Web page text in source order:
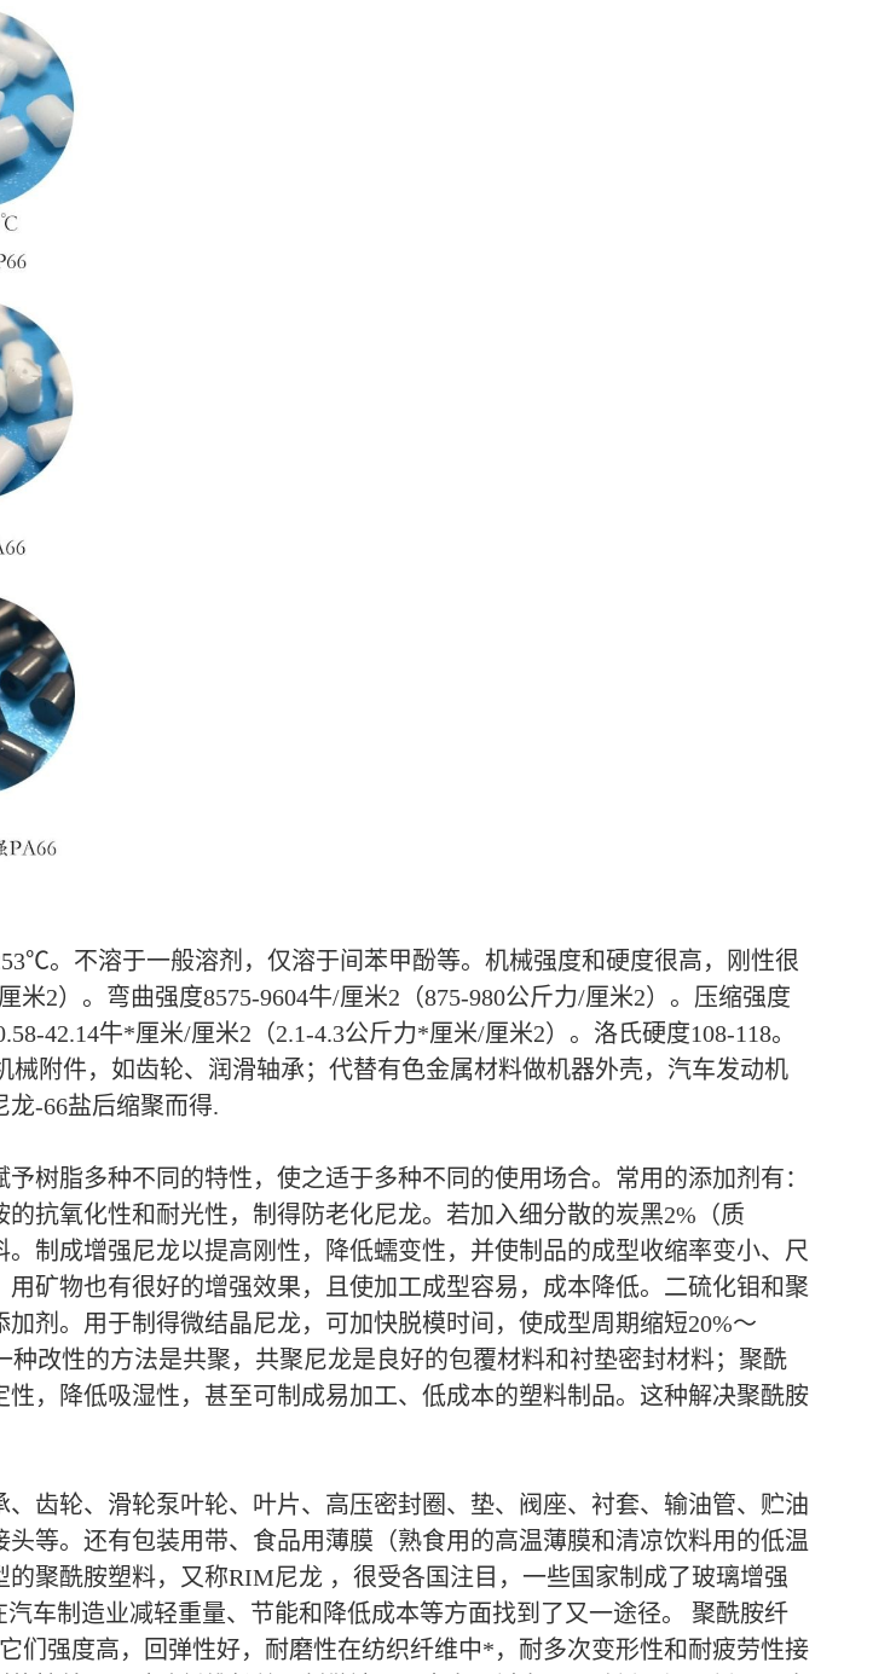
。不溶于一般溶剂，仅溶于间苯甲酚等。机械强度和硬度很高，刚性很
2）。弯曲强度8575-9604牛/厘米2（875-980公斤力/厘米2）。压缩强度
42.14牛*厘米/厘米2（2.1-4.3公斤力*厘米/厘米2）。洛氏硬度108-118。
附件，如齿轮、润滑轴承；代替有色金属材料做机器外壳，汽车发动机
-66盐后缩聚而得.
树脂多种不同的特性，使之适于多种不同的使用场合。常用的添加剂有：
抗氧化性和耐光性，制得防老化尼龙。若加入细分散的炭黑2%（质
制成增强尼龙以提高刚性，降低蠕变性，并使制品的成型收缩率变小、尺
矿物也有很好的增强效果，且使加工成型容易，成本降低。二硫化钼和聚
剂。用于制得微结晶尼龙，可加快脱模时间，使成型周期缩短20%～
改性的方法是共聚，共聚尼龙是良好的包覆材料和衬垫密封材料；聚酰
，降低吸湿性，甚至可制成易加工、低成本的塑料制品。这种解决聚酰胺
齿轮、滑轮泵叶轮、叶片、高压密封圈、垫、阀座、衬套、输油管、贮油
等。还有包装用带、食品用薄膜（熟食用的高温薄膜和清凉饮料用的低温
聚酰胺塑料，又称RIM尼龙 ，很受各国注目，一些国家制成了玻璃增强
车制造业减轻重量、节能和降低成本等方面找到了又一途径。 聚酰胺纤
们强度高，回弹性好，耐磨性在纺织纤维中*，耐多次变形性和耐疲劳性接